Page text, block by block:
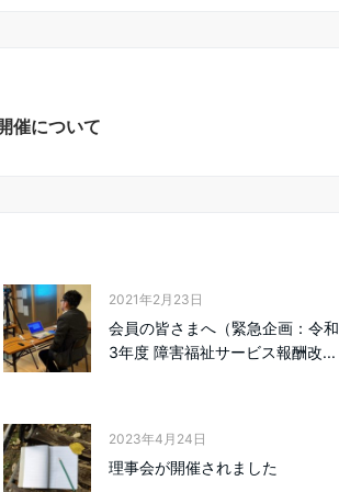
催について
2021年2月23日
会員の皆さまへ（緊急企画：令和
3年度 障害福祉サービス報酬改...
2023年4月24日
理事会が開催されました